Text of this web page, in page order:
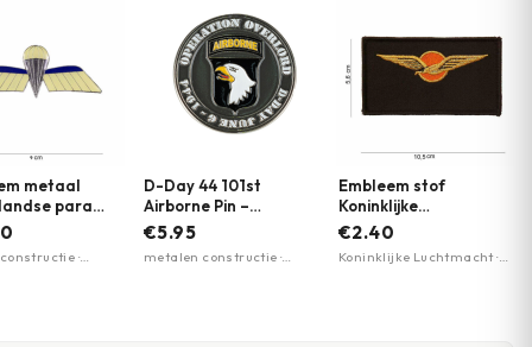
metaal
para
·
D-Day 44 101st
Airborne Pin –
Embleem – Metaal |
€5.95
metalen constructie ·
Embleem stof
Koninklijke
Luchtmacht naamtab.
€2.40
Koninklijke Luchtmacht ·